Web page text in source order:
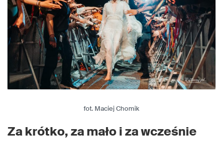
fot. Maciej Chomik
Za krótko, za mało i za wcześnie